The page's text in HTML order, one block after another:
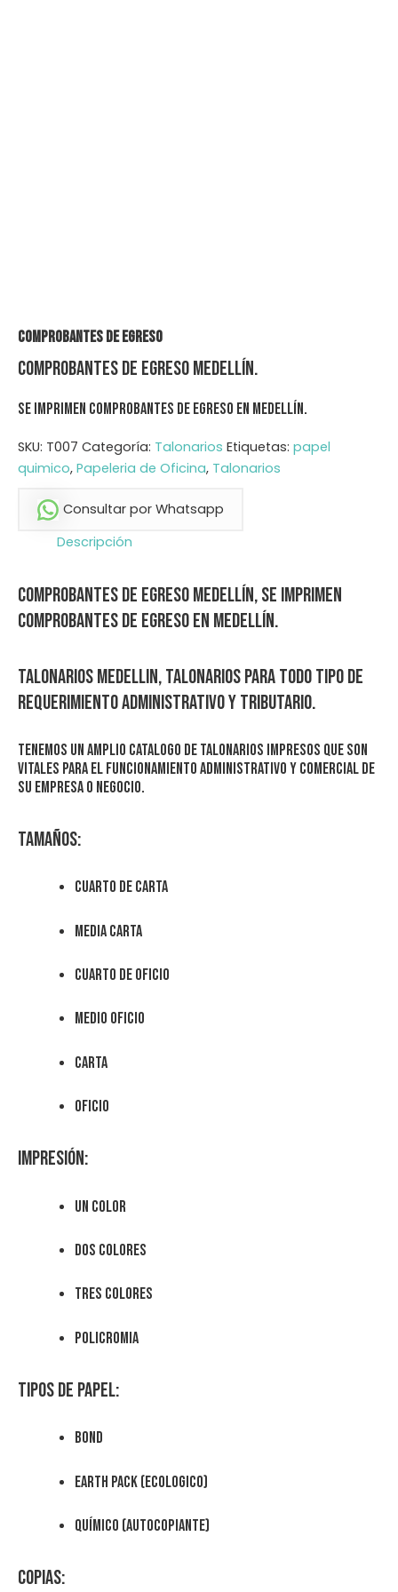
Comprobantes de Egreso
Comprobantes de Egreso Medellín.
Se imprimen comprobantes de egreso en medellín.
SKU: T007 Categoría: Talonarios Etiquetas: papel
quimico, Papeleria de Oficina, Talonarios
Consultar por Whatsapp
Descripción
Comprobantes de Egreso Medellín, se imprimen
comprobantes de egreso en medellín.
Talonarios Medellin, Talonarios para todo tipo de
requerimiento administrativo y tributario.
Tenemos un amplio catalogo de talonarios impresos que son
vitales para el funcionamiento administrativo y comercial de
su empresa o negocio.
Tamaños:
Cuarto de carta
media carta
cuarto de oficio
medio oficio
carta
oficio
Impresión:
un color
dos colores
tres colores
policromia
Tipos de papel:
Bond
Earth Pack (Ecologico)
Químico (autocopiante)
Copias: